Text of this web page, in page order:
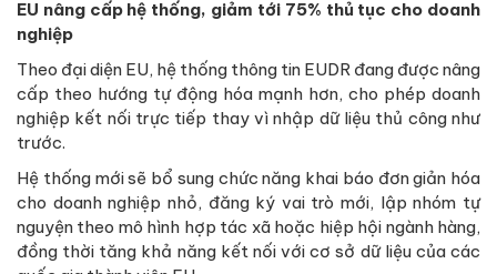
EU nâng cấp hệ thống, giảm tới 75% thủ tục cho doanh
nghiệp
Theo đại diện EU, hệ thống thông tin EUDR đang được nâng
cấp theo hướng tự động hóa mạnh hơn, cho phép doanh
nghiệp kết nối trực tiếp thay vì nhập dữ liệu thủ công như
trước.
Hệ thống mới sẽ bổ sung chức năng khai báo đơn giản hóa
cho doanh nghiệp nhỏ, đăng ký vai trò mới, lập nhóm tự
nguyện theo mô hình hợp tác xã hoặc hiệp hội ngành hàng,
đồng thời tăng khả năng kết nối với cơ sở dữ liệu của các